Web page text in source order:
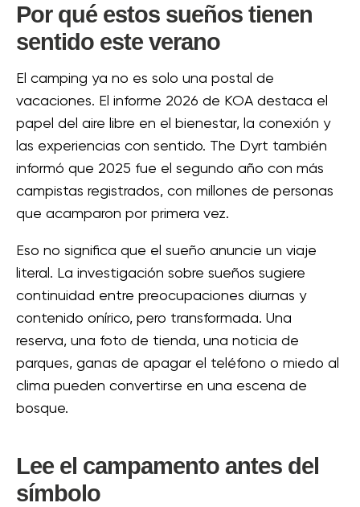
Por qué estos sueños tienen
sentido este verano
El camping ya no es solo una postal de
vacaciones. El informe 2026 de KOA destaca el
papel del aire libre en el bienestar, la conexión y
las experiencias con sentido. The Dyrt también
informó que 2025 fue el segundo año con más
campistas registrados, con millones de personas
que acamparon por primera vez.
Eso no significa que el sueño anuncie un viaje
literal. La investigación sobre sueños sugiere
continuidad entre preocupaciones diurnas y
contenido onírico, pero transformada. Una
reserva, una foto de tienda, una noticia de
parques, ganas de apagar el teléfono o miedo al
clima pueden convertirse en una escena de
bosque.
Lee el campamento antes del
símbolo